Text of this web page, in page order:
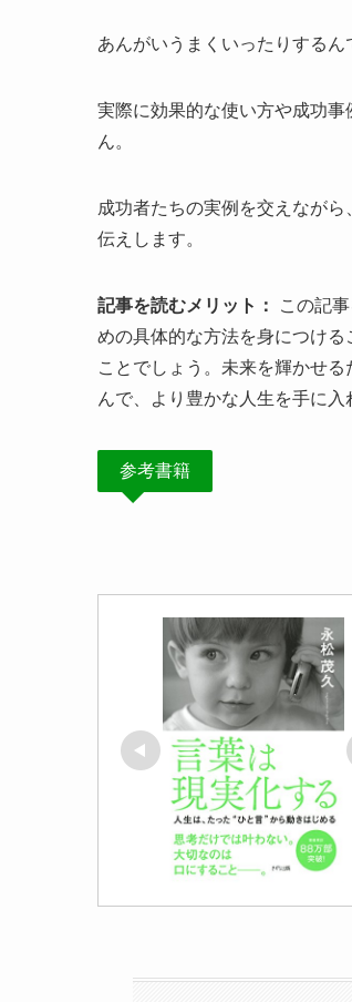
あんがいうまくいったりするん
実際に効果的な使い方や成功
ん。
成功者たちの実例を交えなが
伝えします。
記事を読むメリット：
この記
めの具体的な方法を身につけ
ことでしょう。未来を輝かせ
んで、より豊かな人生を手に入
参考書籍